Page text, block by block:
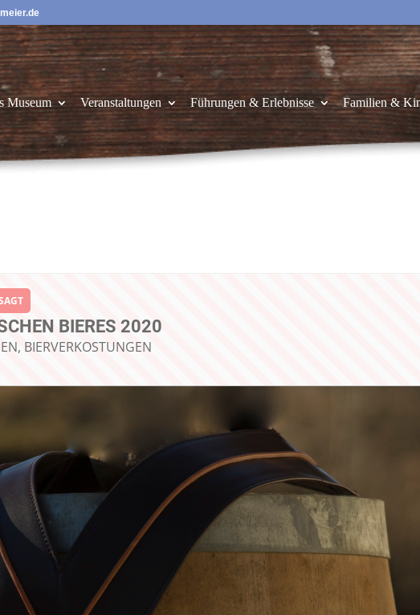
Museum Veranstaltungen Führungen & Erlebnisse Familien &
BIERES 2020
BIERVERKOSTUNGEN